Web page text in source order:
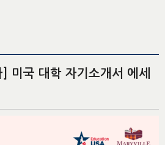
미국 대학 자기소개서 에세